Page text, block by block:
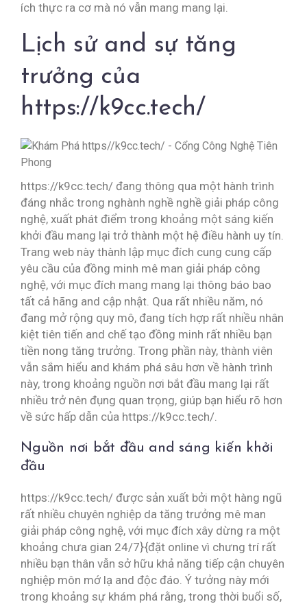
ích thực ra cơ mà nó vẫn mang mang lại.
Lịch sử and sự tăng
trưởng của
https://k9cc.tech/
https://k9cc.tech/ đang thông qua một hành trình
đáng nhắc trong nghành nghề nghề giải pháp công
nghệ, xuất phát điểm trong khoảng một sáng kiến
khởi đầu mang lại trở thành một hệ điều hành uy tín.
Trang web này thành lập mục đích cung cung cấp
yêu cầu của đồng minh mê man giải pháp công
nghệ, với mục đích mang mang lại thông báo bao
tất cả hãng and cập nhật. Qua rất nhiều năm, nó
đang mở rộng quy mô, đang tích hợp rất nhiều nhân
kiệt tiên tiến and chế tạo đồng minh rất nhiều bạn
tiền nong tăng trưởng. Trong phần này, thành viên
vẫn sắm hiểu and khám phá sâu hơn về hành trình
này, trong khoảng nguồn nơi bắt đầu mang lại rất
nhiều trở nên đụng quan trọng, giúp bạn hiểu rõ hơn
về sức hấp dẫn của https://k9cc.tech/.
Nguồn nơi bắt đầu and sáng kiến khởi
đầu
https://k9cc.tech/ được sản xuất bởi một hàng ngũ
rất nhiều chuyên nghiệp da tăng trưởng mê man
giải pháp công nghệ, với mục đích xây dừng ra một
khoảng chưa gian 24/7}{đặt online vì chưng trí rất
nhiều bạn thân vẫn sở hữu khả năng tiếp cận chuyên
nghiệp môn mớ lạ and độc đáo. Ý tưởng này mới
trong khoảng sự khám phá rằng, trong thời buổi số,